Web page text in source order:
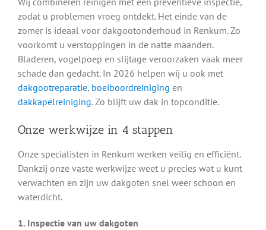
zodat u problemen vroeg ontdekt. Het einde van de
zomer is ideaal voor dakgootonderhoud in Renkum. Zo
voorkomt u verstoppingen in de natte maanden.
Bladeren, vogelpoep en slijtage veroorzaken vaak meer
schade dan gedacht. In 2026 helpen wij u ook met
dakgootreparatie, boeiboordreiniging en
dakkapelreiniging. Zo blijft uw dak in topconditie.
Onze werkwijze in 4 stappen
Onze specialisten in Renkum werken veilig en efficiënt.
Dankzij onze vaste werkwijze weet u precies wat u kunt
verwachten en zijn uw dakgoten snel weer schoon en
waterdicht.
1. Inspectie van uw dakgoten